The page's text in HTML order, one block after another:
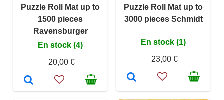
Puzzle Roll Mat up to
1500 pieces
Ravensburger
En stock (4)
20,00 €
Puzzle Roll Mat up to
3000 pieces Schmidt
En stock (1)
23,00 €